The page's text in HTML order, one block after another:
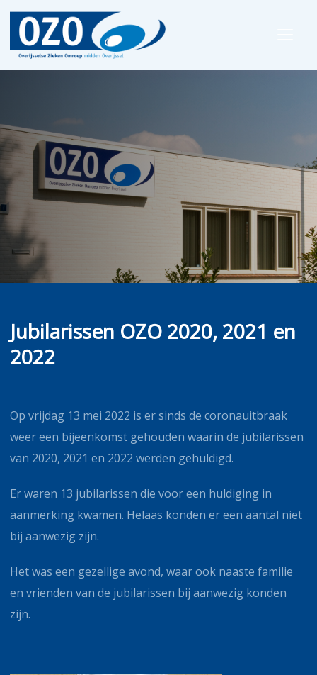
Jubilarissen OZO 2020, 2021 en
2022
Op vrijdag 13 mei 2022 is er sinds de coronauitbraak
weer een bijeenkomst gehouden waarin de jubilarissen
van 2020, 2021 en 2022 werden gehuldigd.
Er waren 13 jubilarissen die voor een huldiging in
aanmerking kwamen. Helaas konden er een aantal niet
bij aanwezig zijn.
Het was een gezellige avond, waar ook naaste familie
en vrienden van de jubilarissen bij aanwezig konden
zijn.